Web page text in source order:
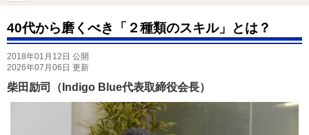
40代から磨くべき「２種類のスキル」とは？
2018年01月12日 公開
2026年07月06日 更新
柴田励司（Indigo Blue代表取締役会長）